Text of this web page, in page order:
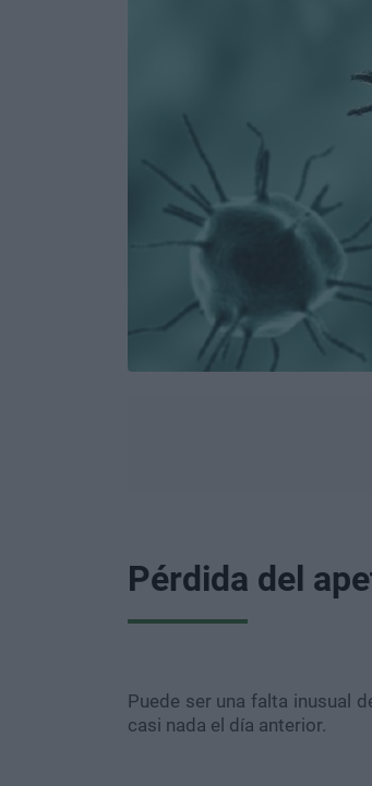
Pérdida del
Puede ser una falta inusual
casi nada el día anterior.